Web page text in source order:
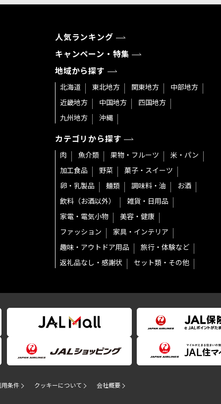
人気ランキング
キャンペーン・特集
地域から探す
北海道 東北地方 関東地方
中部地方
近畿地方
中国地方
四国地方
九州地方
沖縄
カテゴリから探す
肉 魚介類 果物・フルーツ
米・パン
加工食品
野菜
菓子・スイーツ
卵・乳製品
麺類 調味料・油
お酒
飲料（お酒以外）
雑貨・日用品
家電・電気小物
美容・健康
ファッション
家具・インテリア
趣味・アウトドア用品
旅行・体験など
返礼品なし・感謝状
セット類・その他
用条件 クッキーについて 会社概要